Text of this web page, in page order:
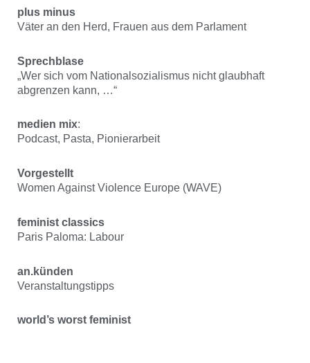
plus minus
Väter an den Herd, Frauen aus dem Parlament
Sprechblase
„Wer sich vom Nationalsozialismus nicht glaubhaft
abgrenzen kann, …“
medien mix:
Podcast, Pasta, Pionierarbeit
Vorgestellt
Women Against Violence Europe (WAVE)
feminist classics
Paris Paloma: Labour
an.künden
Veranstaltungstipps
world’s worst feminist